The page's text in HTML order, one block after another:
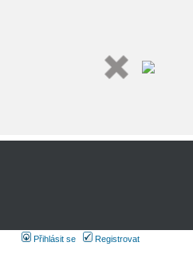
Přihlásit se Registrovat